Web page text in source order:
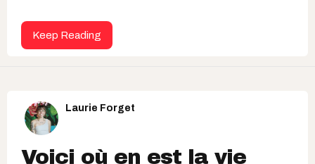
Keep Reading
Laurie Forget
Voici où en est la vie